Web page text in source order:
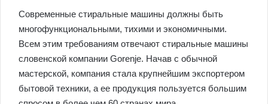
Современные стиральные машины должны быть
многофункциональными, тихими и экономичными.
Всем этим требованиям отвечают стиральные машины
словенской компании Gorenje. Начав с обычной
мастерской, компания стала крупнейшим экспортером
бытовой техники, а ее продукция пользуется большим